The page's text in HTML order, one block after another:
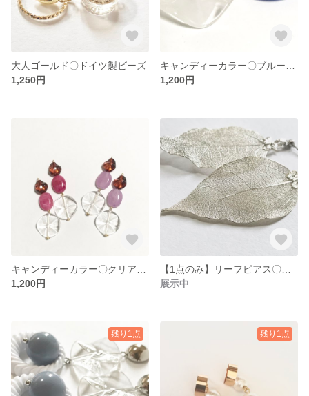
大人ゴールド〇ドイツ製ビーズ
1,250円
1,200円
1,200円
展示中
残り1点 残り1点